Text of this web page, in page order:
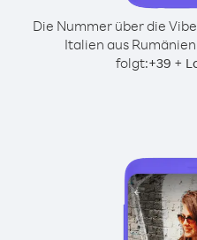
Die Nummer über die
Italien aus
folgt:+39 +